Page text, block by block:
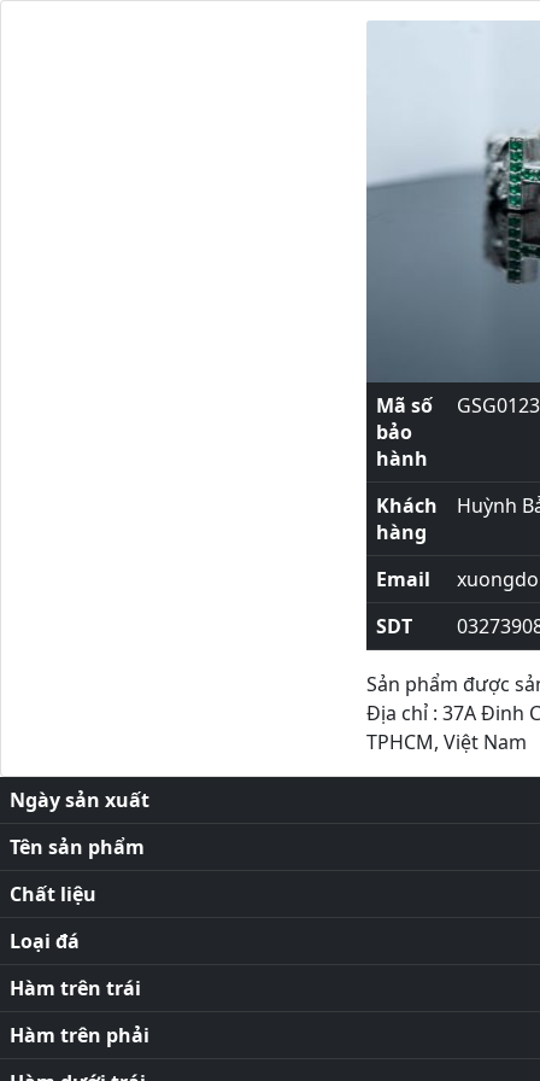
Mã số
bảo
hành
GSG0123
Khách
hàng
Huỳnh
Email
SDT
Sản phẩm được
Địa chỉ : 37A Đinh
TPHCM, Việt Nam
Ngày sản xuất
Tên sản phẩm
Chất liệu
Loại đá
Hàm trên trái
Hàm trên phải